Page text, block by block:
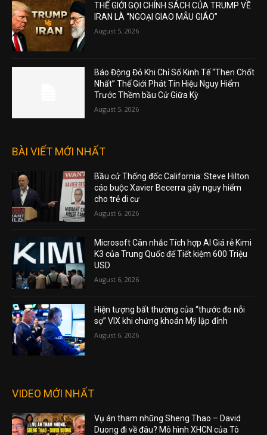
THẾ GIỚI GỌI CHÍNH SÁCH CỦA TRUMP VỀ
IRAN LÀ “NGOẠI GIAO MẪU GIÁO”
August 5, 2026
Báo Động Đỏ Khi Chỉ Số Kinh Tế “Then Chốt
Nhất” Thế Giới Phát Tín Hiệu Nguy Hiểm
Trước Thềm bầu Cử Giữa Kỳ
August 5, 2026
BÀI VIẾT MỚI NHẤT
Bầu cử Thống đốc California: Steve Hilton
cáo buộc Xavier Becerra gây nguy hiểm
cho trẻ di cư
August 6, 2026
Microsoft Cân nhắc Tích hợp AI Giá rẻ Kimi
K3 của Trung Quốc để Tiết kiệm 600 Triệu
USD
August 6, 2026
Hiện tượng bất thường của “thước đo nỗi
sợ” VIX khi chứng khoán Mỹ lập đỉnh
August 6, 2026
VIDEO MỚI NHẤT
Vụ án tham nhũng Sheng Thao – David
Duong đi về đâu? Mô hình XHCN của Tô